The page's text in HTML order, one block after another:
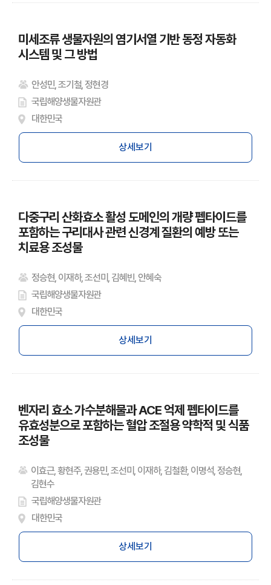
미세조류 생물자원의 염기서열 기반 동정 자동화
시스템 및 그 방법
안성민, 조기철, 정현경
국립해양생물자원관
대한민국
상세보기
다중구리 산화효소 활성 도메인의 개량 펩타이드를
포함하는 구리대사 관련 신경계 질환의 예방 또는
치료용 조성물
정승현, 이재하, 조선미, 김혜빈, 안혜숙
국립해양생물자원관
대한민국
상세보기
벤자리 효소 가수분해물과 ACE 억제 펩타이드를
유효성분으로 포함하는 혈압 조절용 약학적 및 식품
조성물
이효근, 황현주, 권용민, 조선미, 이재하, 김철환, 이명석, 정승현,
김현수
국립해양생물자원관
대한민국
상세보기